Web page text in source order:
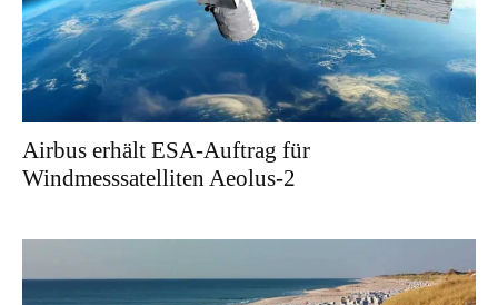
Airbus erhält ESA-Auftrag für
Windmesssatelliten Aeolus-2